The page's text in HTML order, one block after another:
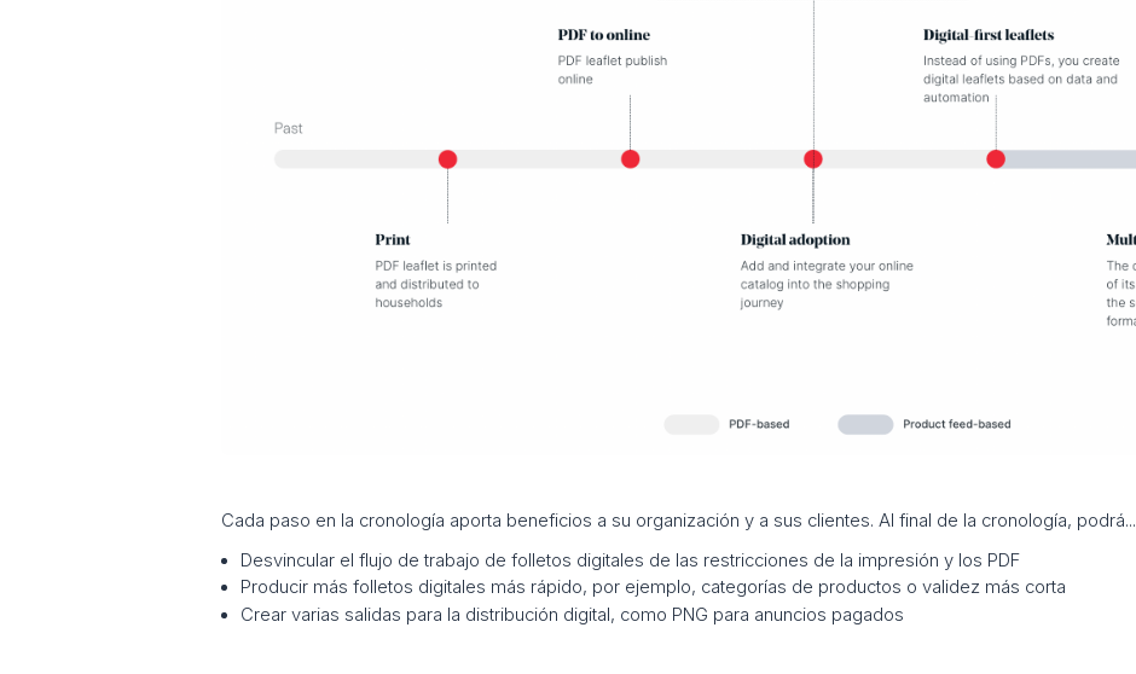
Cada paso en la cronología aporta beneficios a su organización y a sus clientes. Al final de la cronología, podrá...
Desvincular el flujo de trabajo de folletos digitales de las restricciones de la impresión y los PDF
Producir más folletos digitales más rápido, por ejemplo, categorías de productos o validez más corta
Crear varias salidas para la distribución digital, como PNG para anuncios pagados